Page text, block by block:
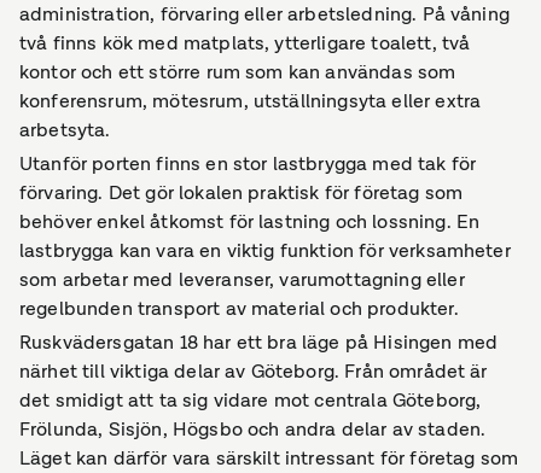
administration, förvaring eller arbetsledning. På våning
två finns kök med matplats, ytterligare toalett, två
kontor och ett större rum som kan användas som
konferensrum, mötesrum, utställningsyta eller extra
arbetsyta.
Utanför porten finns en stor lastbrygga med tak för
förvaring. Det gör lokalen praktisk för företag som
behöver enkel åtkomst för lastning och lossning. En
lastbrygga kan vara en viktig funktion för verksamheter
som arbetar med leveranser, varumottagning eller
regelbunden transport av material och produkter.
Ruskvädersgatan 18 har ett bra läge på Hisingen med
närhet till viktiga delar av Göteborg. Från området är
det smidigt att ta sig vidare mot centrala Göteborg,
Frölunda, Sisjön, Högsbo och andra delar av staden.
Läget kan därför vara särskilt intressant för företag som